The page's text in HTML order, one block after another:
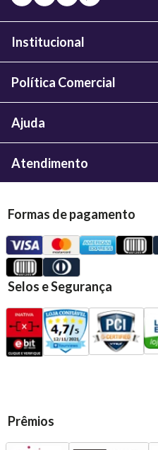
Institucional
Política Comercial
Ajuda
Atendimento
Formas de pagamento
Selos e Segurança
Prêmios